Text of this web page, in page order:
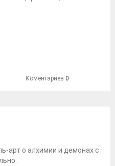
Коментариев 0
арт о алхимии и демонах с